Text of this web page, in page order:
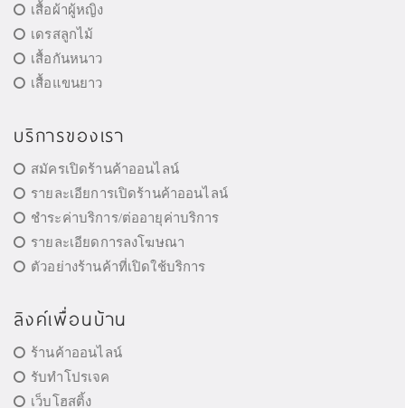
เสื้อผ้าผู้หญิง
เดรสลูกไม้
เสื้อกันหนาว
เสื้อแขนยาว
บริการของเรา
สมัครเปิดร้านค้าออนไลน์
รายละเอียการเปิดร้านค้าออนไลน์
ชำระค่าบริการ/ต่ออายุค่าบริการ
รายละเอียดการลงโฆษณา
ตัวอย่างร้านค้าที่เปิดใช้บริการ
ลิงค์เพื่อนบ้าน
ร้านค้าออนไลน์
รับทำโปรเจค
เว็บโฮสติ้ง